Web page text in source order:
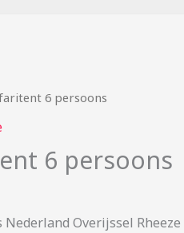
6 persoons
6 persoons
Overijssel Rheeze